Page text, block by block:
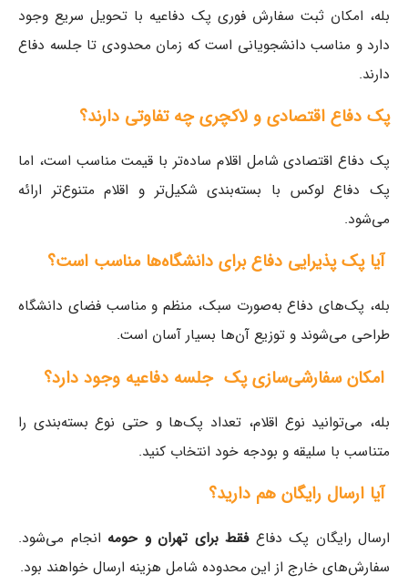
بله، امکان ثبت سفارش فوری پک دفاعیه با تحویل سریع وجود
دارد و مناسب دانشجویانی است که زمان محدودی تا جلسه دفاع
دارند.
پک دفاع اقتصادی و لاکچری چه تفاوتی دارند؟
پک دفاع اقتصادی شامل اقلام ساده‌تر با قیمت مناسب است، اما
پک دفاع لوکس با بسته‌بندی شکیل‌تر و اقلام متنوع‌تر ارائه
می‌شود.
آیا پک پذیرایی دفاع برای دانشگاه‌ها مناسب است؟
بله، پک‌های دفاع به‌صورت سبک، منظم و مناسب فضای دانشگاه
طراحی می‌شوند و توزیع آن‌ها بسیار آسان است.
امکان سفارشی‌سازی پک جلسه دفاعیه وجود دارد؟
بله، می‌توانید نوع اقلام، تعداد پک‌ها و حتی نوع بسته‌بندی را
متناسب با سلیقه و بودجه خود انتخاب کنید.
آیا ارسال رایگان هم دارید؟
ارسال رایگان پک دفاعفقط برای تهران و حومه انجام می‌شود.
سفارش‌های خارج از این محدوده شامل هزینه ارسال خواهند بود.